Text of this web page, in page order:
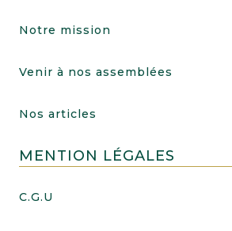
Notre mission
Venir à nos assemblées
Nos articles
MENTION LÉGALES
C.G.U